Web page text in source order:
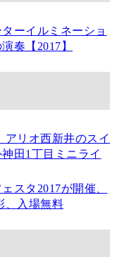
ーイルミネーショ
奏【2017】
アリオ西新井のスイ
田1丁目ミニライ
スタ2017が開催、
、入場無料